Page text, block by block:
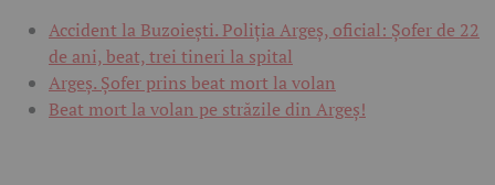
Accident la Buzoiești. Poliția Argeș, oficial: Șofer de 22
de ani, beat, trei tineri la spital
Argeș. Șofer prins beat mort la volan
Beat mort la volan pe străzile din Argeș!